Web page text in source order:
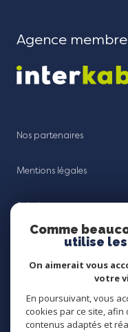
Agence membre
Nos partenaires
Mentions légales
Admin
Nos honoraires
Cookies
Comme
utilise
On aimerait vous
votre
En poursuivant, vous
cookies par ce site,
contenus adaptés et